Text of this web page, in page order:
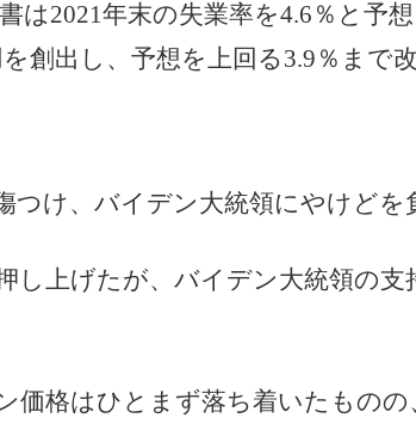
は2021年末の失業率を4.6％と予
創出し、予想を上回る3.9％まで
け、バイデン大統領にやけどを
し上げたが、バイデン大統領の支
価格はひとまず落ち着いたものの